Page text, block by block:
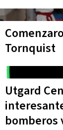
Tornquist
Utgard
bomberos